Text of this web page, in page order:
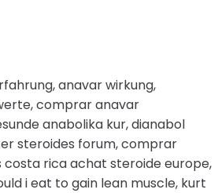
anavar wirkung,
comprar anavar
anabolika kur, dianabol
steroides forum, comprar
rica achat steroide europe,
i eat to gain lean muscle, kurt